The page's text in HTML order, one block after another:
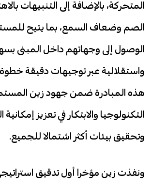
المتحركة، بالإضافة إلى التنبيهات
الصم وضعاف السمع، بما يتيح
الوصول إلى وجهاتهم داخل المبنى
واستقلالية عبر توجيهات دقيقة خطوة
هذه المبادرة ضمن جهود زين
التكنولوجيا والابتكار في تعزيز
وتحقيق بيئات أكثر اشتمالا للجميع.
ونفذت زين مؤخرا أول تدقيق